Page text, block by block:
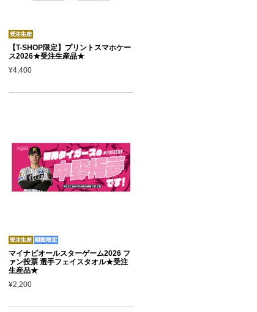
【T-SHOP限定】プリントスマホケー
ス2026★受注生産品★
¥4,400
マイナビオールスターゲーム2026 フ
ァン投票 選手フェイスタオル★受注
生産品★
¥2,200